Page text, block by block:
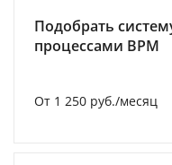
Подобрать
процессами BPM
От 1 250 руб./месяц